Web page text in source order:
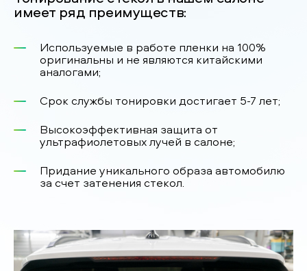
имеет ряд преимуществ:
Используемые в работе пленки на 100%
оригинальны и не являются китайскими
аналогами;
Срок службы тонировки достигает 5-7 лет;
Высокоэффективная защита от
ультрафиолетовых лучей в салоне;
Придание уникального образа автомобилю
за счет затенения стекол.